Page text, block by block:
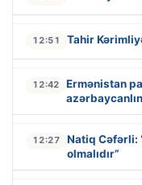
12:51 Tahir
12:42
Ermənistan
12:27
Natiq Cəfərli:
olmalıdır”